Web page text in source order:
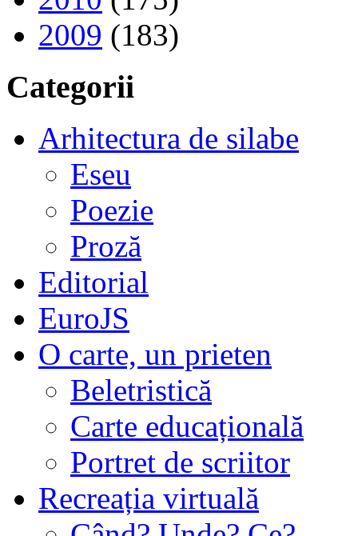
2009 (183)
Categorii
Arhitectura de silabe
Eseu
Poezie
Proză
Editorial
EuroJS
O carte, un prieten
Beletristică
Carte educațională
Portret de scriitor
Recreația virtuală